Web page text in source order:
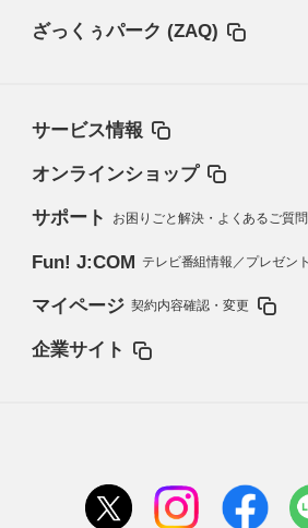
ざっくぅパーク (ZAQ)
サービス情報
オンラインショップ
サポート お困りごと解決・よくあるご質問
Fun! J:COM テレビ番組情報／プレゼン
マイページ 契約内容確認・変更
企業サイト